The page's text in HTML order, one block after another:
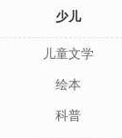
少儿
儿童文学
绘本
科普